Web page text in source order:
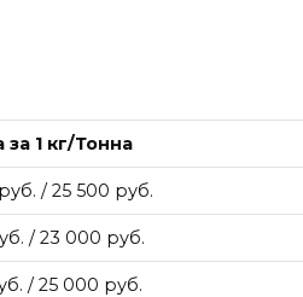
за 1 кг/Тонна
/ 25 500 руб.
/ 23 000 руб.
/ 25 000 руб.